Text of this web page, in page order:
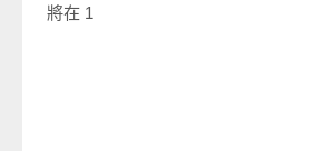
將在 1